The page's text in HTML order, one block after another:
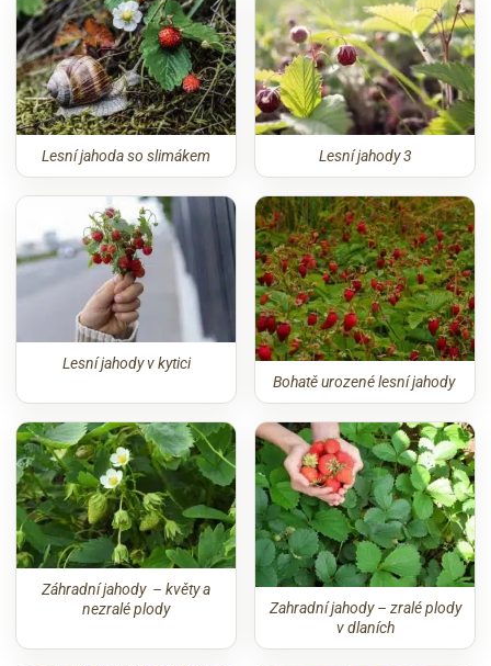
Lesní jahoda so slimákem Lesní jahody 3
Lesní jahody v kytici
Bohatě urozené lesní jahody
Záhradní jahody – květy a
nezralé plody
Zahradní jahody – zralé plody
v dlaních